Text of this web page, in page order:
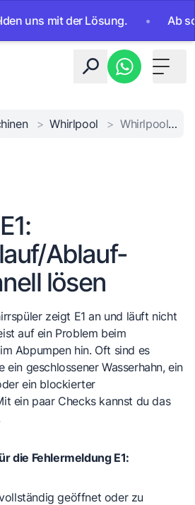
mit der Lösung. • Ab sofort
Toggle
> Whirlpool > Whirlpool E1 Wasserfehler
Ablauf-
lösen
zeigt E1 an und läuft nicht
auf ein Problem beim
Abpumpen hin. Oft sind es
ein geschlossener Wasserhahn, ein
ein blockierter
ein paar Checks kannst du das
die Fehlermeldung E1:
geöffnet oder zu